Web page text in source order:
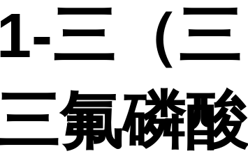
三（三
氟磷酸